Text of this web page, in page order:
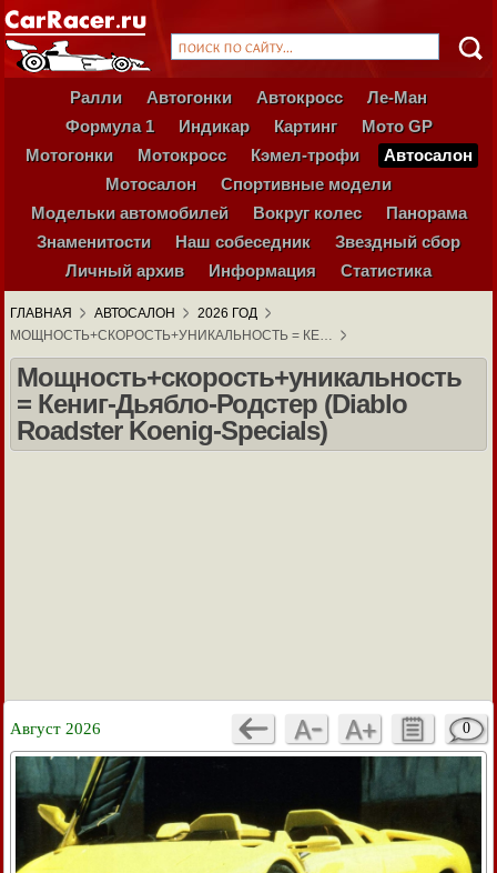
Ралли Автогонки Автокросс
Ле-Ман
Формула 1
Индикар Картинг
Мото GP
Мотогонки
Мотокросс Кэмел-трофи
Автосалон
Мотосалон
Спортивные модели
Модельки автомобилей
Вокруг колес
Панорама
Знаменитости
Наш собеседник
Звездный сбор
Личный архив
Информация Статистика
ГЛАВНАЯ АВТОСАЛОН
2026 ГОД
МОЩНОСТЬ+СКОРОСТЬ+УНИКАЛЬНОСТЬ = КЕ…
Мощность+скорость+уникальность
= Кениг-Дьябло-Родстер (Diablo
Roadster Koenig-Specials)
Август 2026 0